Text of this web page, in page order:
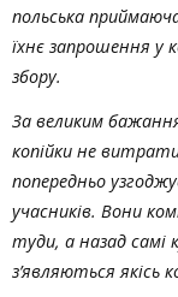
польська
їхнє запрошення у
збору.
За великим
копійки не
попередньо
учасників. Вони
туди, а назад
з’являються